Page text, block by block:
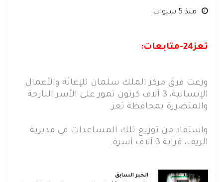
منذ 5 سنوات
تعز24-متابعات:
وزعت فرق مركز الملك سلمان للإغاثة والأعمال
الإنسانية، 3 آلاف كرتون تمور على الأسر النازحة
والمتضررة بمحافظة تعز.
واستفاد من توزيع تلك المساعدات في مديرية
الريف، قرابة 3 آلاف أسرة.
الخبر السابق